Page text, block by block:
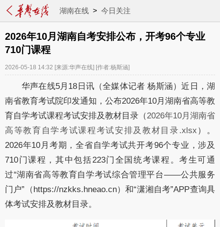
湖南在线> 今日关注
2026年10月湖南自考安排公布，开考96个专业
710门课程
2026-05-18 14:32 [来源:华声在线] [作者:杨斯涵]
华声在线5月18日讯（全媒体记者 杨斯涵）近日，湖
南省教育考试院印发通知，公布2026年10月湖南省高等教
育自学考试课程考试安排及教材目录（2026年10月湖南省
高等教育自学考试课程考试安排及教材目录.xlsx ）。
2026年10月考期，全省自学考试共开考96个专业，涉及
710门课程，其中包括223门全国统考课程。考生可通
过“湖南省高等教育自学考试综合管理平台——公共服务
门户”（https://nzkks.hneao.cn）和“潇湘自考”APP查询具
体考试安排及教材目录。